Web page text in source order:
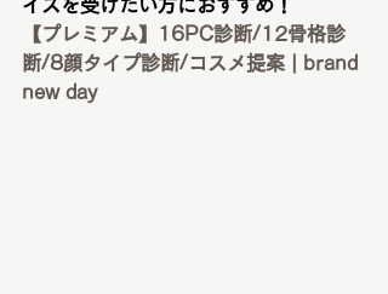
イスを受けたい方におすすめ！
【プレミアム】16PC診断/12骨格診
断/8顔タイプ診断/コスメ提案 | brand
new day